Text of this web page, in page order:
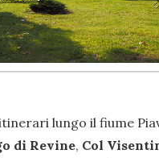
lungo il fiume
di Revine, Col